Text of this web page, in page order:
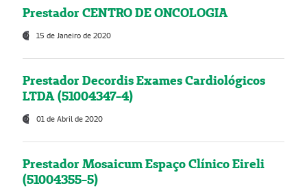
Prestador CENTRO DE ONCOLOGIA
15 de Janeiro de 2020
Prestador Decordis Exames Cardiológicos
LTDA (51004347-4)
01 de Abril de 2020
Prestador Mosaicum Espaço Clínico Eireli
(51004355-5)